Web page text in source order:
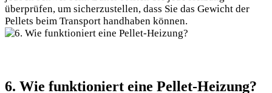
überprüfen, um sicherzustellen, dass Sie das Gewicht der
Pellets beim Transport handhaben können.
6. Wie funktioniert eine Pellet-Heizung?